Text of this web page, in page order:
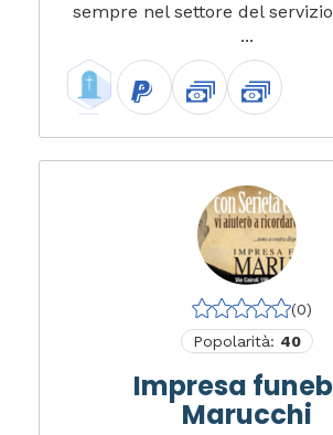
sempre nel settore del
...
(0)
Popolarità: 40
Impresa
Marucchi